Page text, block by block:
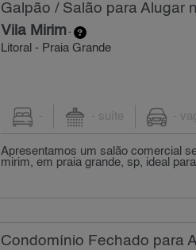
Galpão / Salão para Alugar
Vila Mirim-
Litoral - Praia Grande
- - suíte -
Apresentamos um salão comercial
mirim, em praia grande, sp, ideal
Condomínio Fechado para